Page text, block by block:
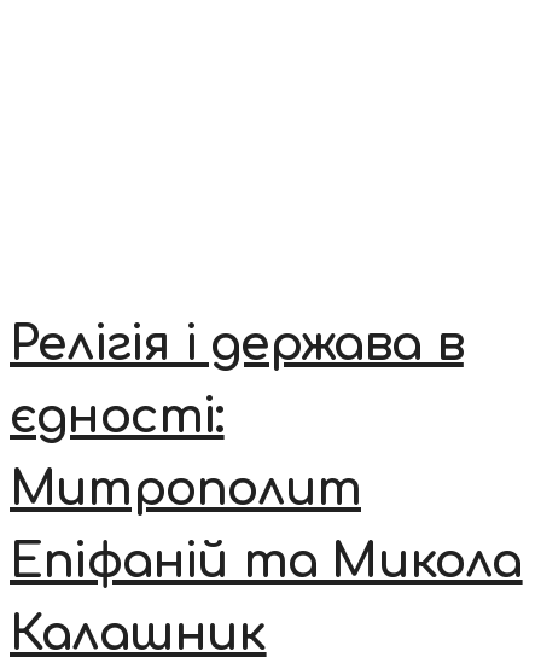
Релігія і держава в
єдності:
Митрополит
Епіфаній та Микола
Калашник